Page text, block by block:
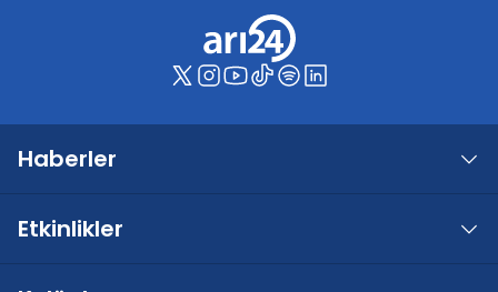
Haberler
Etkinlikler